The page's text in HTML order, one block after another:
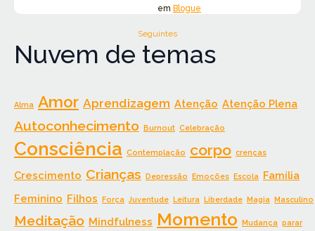
em Blogue
Seguintes
Nuvem de temas
Alma Amor Aprendizagem Atenção Atenção Plena
Autoconhecimento Burnout Celebração
Consciência Contemplação corpo crenças
Crescimento Crianças Depressão Emoções Escola
Família
Feminino Filhos Força Juventude Leitura Liberdade Magia Masculino
Meditação Mindfulness Momento Mudança parar